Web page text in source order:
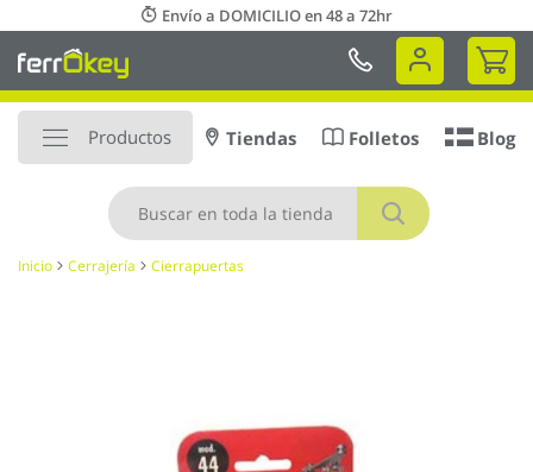
al
contenido
Envío a DOMICILIO en 48 a 72hr
Mi
Productos
Buscar
Tiendas Folletos Blog
Inicio Cerrajería Cierrapuertas